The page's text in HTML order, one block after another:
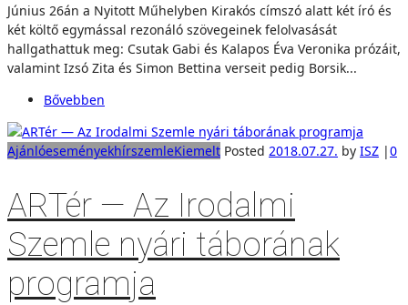
Június 26án a Nyitott Műhelyben Kirakós címszó alatt két író és
két költő egymással rezonáló szövegeinek felolvasását
hallgathattuk meg: Csutak Gabi és Kalapos Éva Veronika prózáit,
valamint Izsó Zita és Simon Bettina verseit pedig Borsik...
Bővebben
AjánlóeseményekhírszemleKiemelt Posted 2018.07.27. by ISZ |0
ARTér — Az Irodalmi
Szemle nyári táborának
programja